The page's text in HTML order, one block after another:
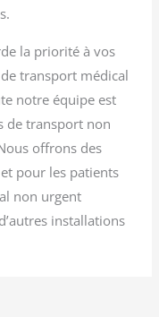
la priorité à vos
transport médical
notre équipe est
de transport non
offrons des
pour les patients
non urgent
installations